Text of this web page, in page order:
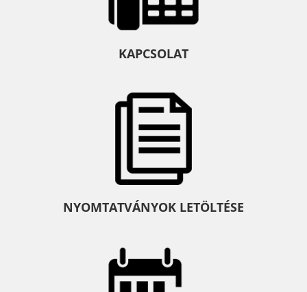
KAPCSOLAT
NYOMTATVÁNYOK LETÖLTÉSE